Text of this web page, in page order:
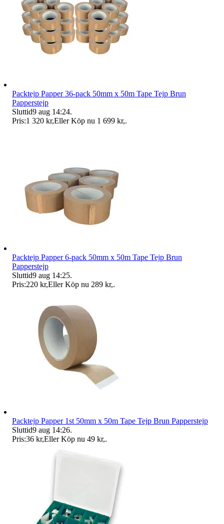
Packtejp Papper 36-pack 50mm x 50m Tape Tejp Brun
Papperstejp
Sluttid9 aug 14:24.
Pris:1 320 kr,Eller Köp nu 1 699 kr,.
Packtejp Papper 6-pack 50mm x 50m Tape Tejp Brun
Papperstejp
Sluttid9 aug 14:25.
Pris:220 kr,Eller Köp nu 289 kr,.
Packtejp Papper 1st 50mm x 50m Tape Tejp Brun Papperstejp
Sluttid9 aug 14:26.
Pris:36 kr,Eller Köp nu 49 kr,.